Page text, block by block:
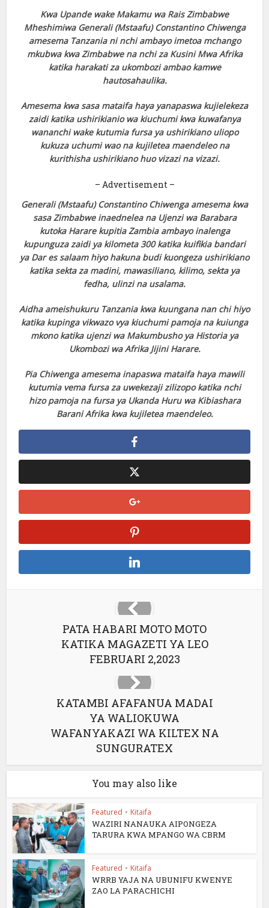
Kwa Upande wake Makamu wa Rais Zimbabwe
Mheshimiwa Generali (Mstaafu) Constantino Chiwenga
amesema Tanzania ni nchi ambayo imetoa mchango
mkubwa kwa Zimbabwe na nchi za Kusini Mwa Afrika
katika harakati za ukombozi ambao kamwe
hautosahaulika.
Amesema kwa sasa mataifa haya yanapaswa kujielekeza
zaidi katika ushirikianio wa kiuchumi kwa kuwafanya
wananchi wake kutumia fursa ya ushirikiano uliopo
kukuza uchumi wao na kujiletea maendeleo na
kurithisha ushirikiano huo vizazi na vizazi.
– Advertisement –
Generali (Mstaafu) Constantino Chiwenga amesema kwa
sasa Zimbabwe inaednelea na Ujenzi wa Barabara
kutoka Harare kupitia Zambia ambayo inalenga
kupunguza zaidi ya kilometa 300 katika kuifikia bandari
ya Dar es salaam hiyo hakuna budi kuongeza ushirikiano
katika sekta za madini, mawasiliano, kilimo, sekta ya
fedha, ulinzi na usalama.
Aidha ameishukuru Tanzania kwa kuungana nan chi hiyo
katika kupinga vikwazo vya kiuchumi pamoja na kuiunga
mkono katika ujenzi wa Makumbusho ya Historia ya
Ukombozi wa Afrika Jijini Harare.
Pia Chiwenga amesema inapaswa mataifa haya mawili
kutumia vema fursa za uwekezaji zilizopo katika nchi
hizo pamoja na fursa ya Ukanda Huru wa Kibiashara
Barani Afrika kwa kujiletea maendeleo.
PATA HABARI MOTO MOTO
KATIKA MAGAZETI YA LEO
FEBRUARI 2,2023
KATAMBI AFAFANUA MADAI
YA WALIOKUWA
WAFANYAKAZI WA KILTEX NA
SUNGURATEX
You may also like
Featured • Kitaifa
WAZIRI NANAUKA AIPONGEZA
TARURA KWA MPANGO WA CBRM
Featured • Kitaifa
WRRB YAJA NA UBUNIFU KWENYE
ZAO LA PARACHICHI